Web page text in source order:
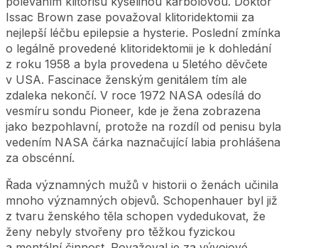
Issac Brown zase považoval klitoridektomii za
nejlepší léčbu epilepsie a hysterie. Poslední zmínka
o legálně provedené klitoridektomii je k dohledání
z roku 1958 a byla provedena u 5letého děvčete
v USA. Fascinace ženským genitálem tím ale
zdaleka nekončí. V roce 1972 NASA odesílá do
vesmíru sondu Pioneer, kde je žena zobrazena
jako bezpohlavní, protože na rozdíl od penisu byla
vedením NASA čárka naznačující labia prohlášena
za obscénní.
Řada významných mužů v historii o ženách učinila
mnoho významných objevů. Schopenhauer byl již
z tvaru ženského těla schopen vydedukovat, že
ženy nebyly stvořeny pro těžkou fyzickou